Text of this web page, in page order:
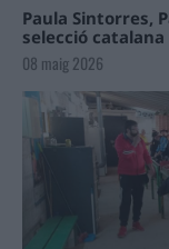
Paula Sintorres,
selecció
08 maig 2026